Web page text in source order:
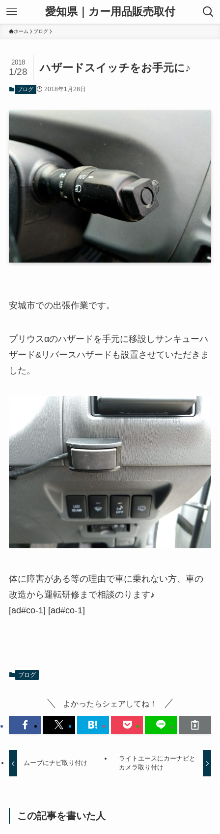
愛知県｜カー用品販売取付
ホーム ブログ
ハザードスイッチをお手元に♪
2018
1/28
ブログ 2018年1月28日
安城市での出張作業です。
プリウスαのハザードを手元に移設しサンキューハ
ザード&リバースハザードも設置させていただきま
した。
体に障害がある等の理由で車に乗れない方、車の
改造から運転研修まで相談のります♪
[ad#co-1] [ad#co-1]
ブログ
よかったらシェアしてね！
ムーブにナビ取り付け
ライトエースにカーナビと
カメラ取り付け
この記事を書いた人